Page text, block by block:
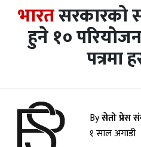
समाचार
प्रदेश समाचार
अर्थ/वाणिज्य
कला / मनोरञ्जन
भारतसरकारको
हुने १०
पत्रमा
Byसेतो प्रेस
१ साल अगाडी